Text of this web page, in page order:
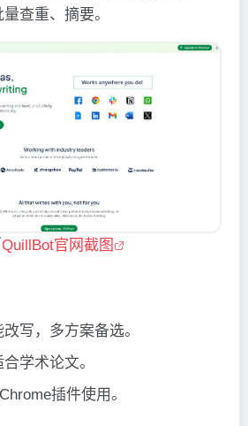
查重、摘要。
QuillBot官网截图
写，多方案备选。
学术论文。
插件使用。